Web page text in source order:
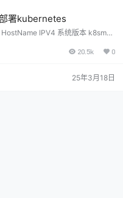
署kubernetes
IPV4 系统版本 k8smas
24 OpenEuler22.03-SP2 k
24 OpenEuler22.03-S
20.5k 0
25年3月18日